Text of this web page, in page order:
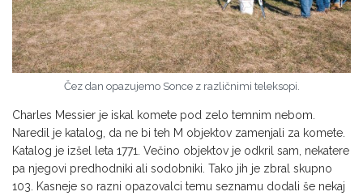
Čez dan opazujemo Sonce z različnimi teleksopi.
Charles Messier je iskal komete pod zelo temnim nebom.
Naredil je katalog, da ne bi teh M objektov zamenjali za komete.
Katalog je izšel leta 1771. Večino objektov je odkril sam, nekatere
pa njegovi predhodniki ali sodobniki. Tako jih je zbral skupno
103. Kasneje so razni opazovalci temu seznamu dodali še nekaj